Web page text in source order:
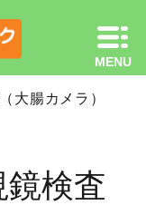
大腸カメラ）
検査